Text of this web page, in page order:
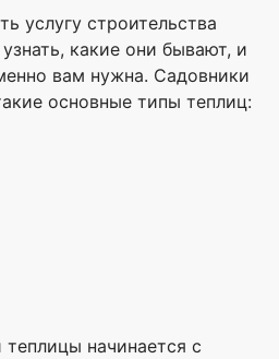
услугу строительства
какие они бывают, и
вам нужна. Садовники
основные типы теплиц:
начинается с